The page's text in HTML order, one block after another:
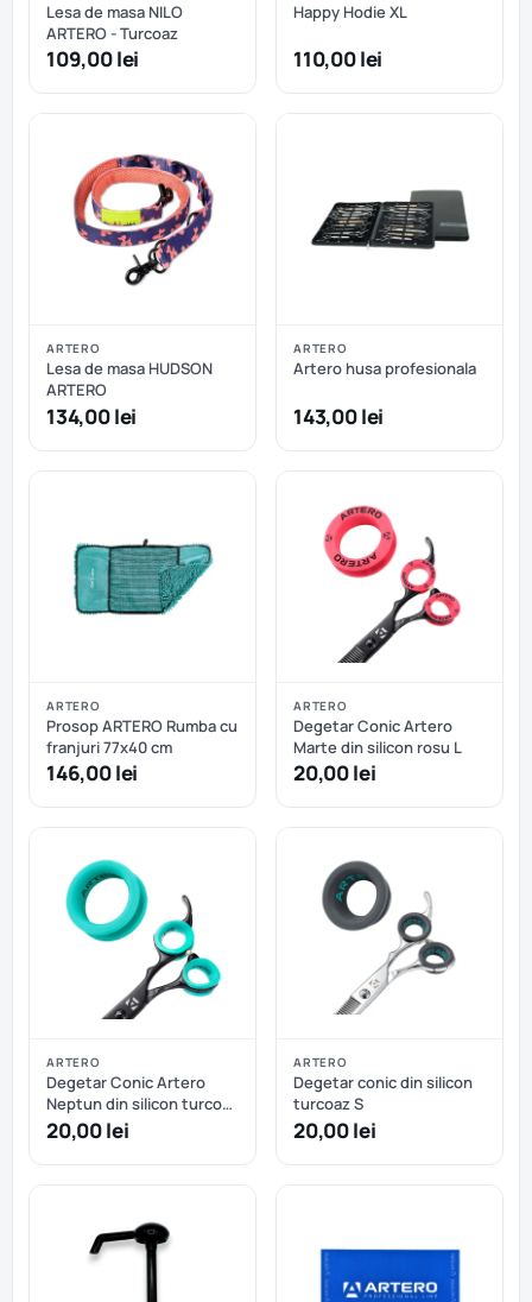
Lesa de masa NILO
ARTERO - Turcoaz
109,00 lei
Happy Hodie XL
110,00 lei
ARTERO
Lesa de masa HUDSON
ARTERO
134,00 lei
ARTERO
Artero husa profesionala
143,00 lei
ARTERO
Prosop ARTERO Rumba cu
franjuri 77x40 cm
146,00 lei
ARTERO
Degetar Conic Artero
Marte din silicon rosu L
20,00 lei
ARTERO
Degetar Conic Artero
Neptun din silicon turcoaz
M
20,00 lei
ARTERO
Degetar conic din silicon
turcoaz S
20,00 lei